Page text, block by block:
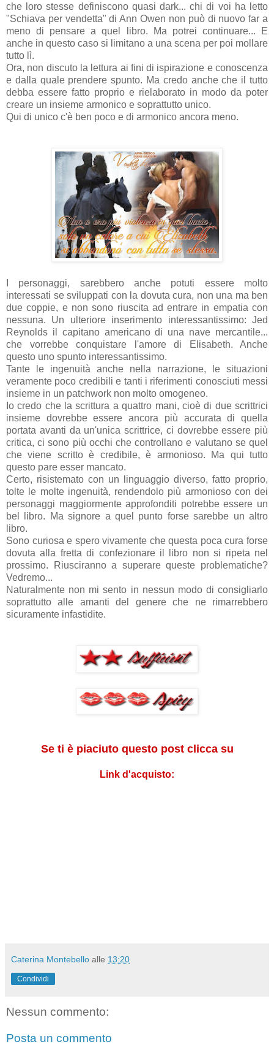
che loro stesse definiscono quasi dark... chi di voi ha letto
"Schiava per vendetta" di Ann Owen non può di nuovo far a
meno di pensare a quel libro. Ma potrei continuare... E
anche in questo caso si limitano a una scena per poi mollare
tutto lì.
Ora, non discuto la lettura ai fini di ispirazione e conoscenza
e dalla quale prendere spunto. Ma credo anche che il tutto
debba essere fatto proprio e rielaborato in modo da poter
creare un insieme armonico e soprattutto unico.
Qui di unico c'è ben poco e di armonico ancora meno.
I personaggi, sarebbero anche potuti essere molto
interessati se sviluppati con la dovuta cura, non una ma ben
due coppie, e non sono riuscita ad entrare in empatia con
nessuna. Un ulteriore inserimento interessantissimo: Jed
Reynolds il capitano americano di una nave mercantile...
che vorrebbe conquistare l'amore di Elisabeth. Anche
questo uno spunto interessantissimo.
Tante le ingenuità anche nella narrazione, le situazioni
veramente poco credibili e tanti i riferimenti conosciuti messi
insieme in un patchwork non molto omogeneo.
Io credo che la scrittura a quattro mani, cioè di due scrittrici
insieme dovrebbe essere ancora più accurata di quella
portata avanti da un'unica scrittrice, ci dovrebbe essere più
critica, ci sono più occhi che controllano e valutano se quel
che viene scritto è credibile, è armonioso. Ma qui tutto
questo pare esser mancato.
Certo, risistemato con un linguaggio diverso, fatto proprio,
tolte le molte ingenuità, rendendolo più armonioso con dei
personaggi maggiormente approfonditi potrebbe essere un
bel libro. Ma signore a quel punto forse sarebbe un altro
libro.
Sono curiosa e spero vivamente che questa poca cura forse
dovuta alla fretta di confezionare il libro non si ripeta nel
prossimo. Riusciranno a superare queste problematiche?
Vedremo...
Naturalmente non mi sento in nessun modo di consigliarlo
soprattutto alle amanti del genere che ne rimarrebbero
sicuramente infastidite.
Se ti è piaciuto questo post clicca su
Link d'acquisto:
Caterina Montebello alle 13:20
Condividi
Nessun commento:
Posta un commento